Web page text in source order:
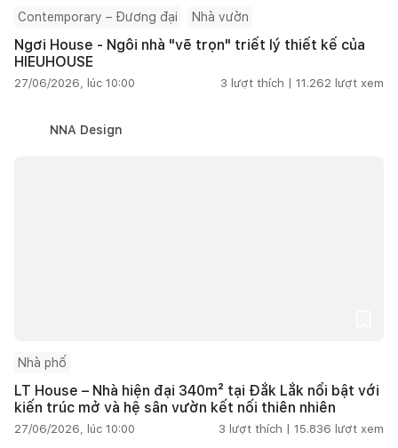
Contemporary – Đương đại Nhà vườn
Ngơi House - Ngôi nhà "vẽ trọn" triết lý thiết kế của
HIEUHOUSE
27/06/2026, lúc 10:00 3 lượt thích | 11.262 lượt xem
NNA Design
Nhà phố
LT House – Nhà hiện đại 340m² tại Đắk Lắk nổi bật với
kiến trúc mở và hệ sân vườn kết nối thiên nhiên
27/06/2026, lúc 10:00 3 lượt thích | 15.836 lượt xem